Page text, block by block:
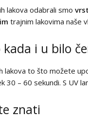
lakova odabrali smo
trajnim lakovima naše
kada i u bilo
lakova to što možete
30 – 60 sekundi. S UV
znati